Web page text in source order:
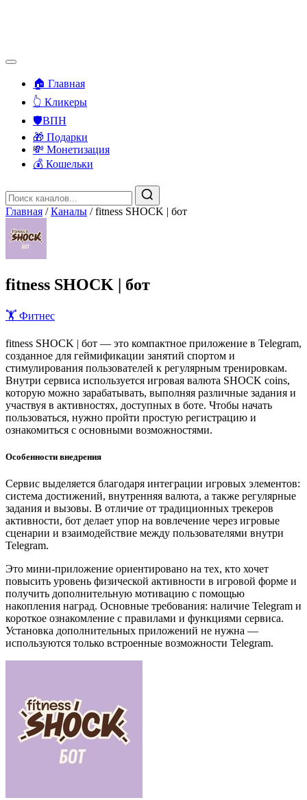
🏠 Главная
👆 Кликеры
🛡️ВПН
🎁 Подарки
💸 Монетизация
💰 Кошельки
Главная / Каналы / fitness SHOCK | бот
fitness SHOCK | бот
🏋️ Фитнес
fitness SHOCK | бот — это компактное приложение в Telegram,
созданное для геймификации занятий спортом и
стимулирования пользователей к регулярным тренировкам.
Внутри сервиса используется игровая валюта SHOCK coins,
которую можно зарабатывать, выполняя различные задания и
участвуя в активностях, доступных в боте. Чтобы начать
пользоваться, нужно пройти простую регистрацию и
ознакомиться с основными возможностями.
Особенности внедрения
Сервис выделяется благодаря интеграции игровых элементов:
система достижений, внутренняя валюта, а также регулярные
задания и вызовы. В отличие от традиционных трекеров
активности, бот делает упор на вовлечение через игровые
сценарии и взаимодействие между пользователями внутри
Telegram.
Это мини-приложение ориентировано на тех, кто хочет
повысить уровень физической активности в игровой форме и
получить дополнительную мотивацию с помощью
накопления наград. Основные требования: наличие Telegram и
короткое ознакомление с правилами и функциями сервиса.
Установка дополнительных приложений не нужна —
используются только встроенные возможности Telegram.